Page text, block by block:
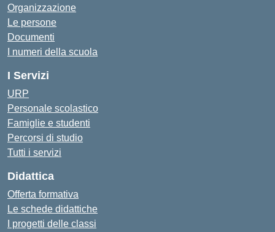
Organizzazione
Le persone
Documenti
I numeri della scuola
I Servizi
URP
Personale scolastico
Famiglie e studenti
Percorsi di studio
Tutti i servizi
Didattica
Offerta formativa
Le schede didattiche
I progetti delle classi